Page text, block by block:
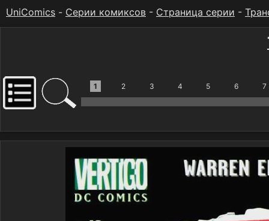
UniComics - Серии комиксов - Страница серии -
1 2 3 4 5 6 7